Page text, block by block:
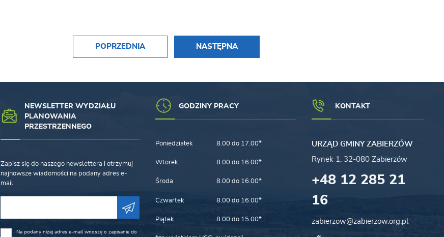
POPRZEDNIA NASTĘPNA
NEWSLETTER WYDZIAŁU
PLANOWANIA
PRZESTRZENNEGO
Zapisz się do naszego newslettera i otrzymuj
najnowsze wiadomości na podany adres e-
mail
Na podany niżej adres e-mail wnoszę o zapisanie do
GODZINY PRACY
Poniedziałek 8.00 do 17.00*
Wtorek 8.00 do 16.00*
Środa 8.00 do 16.00*
Czwartek 8.00 do 16.00*
Piątek 8.00 do 15.00*
KONTAKT
URZĄD GMINY ZABIERZÓW
Rynek 1, 32-080 Zabierzów
+48 12 285 21
16
zabierzow@zabierzow.org.pl